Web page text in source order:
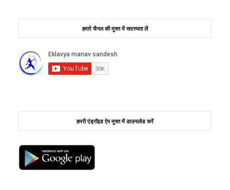
हमारे चैनल की मुफ्त में सदस्यता लें
हमरी एंड्रॉइड ऐप मुफ्त में डाउनलोड करें